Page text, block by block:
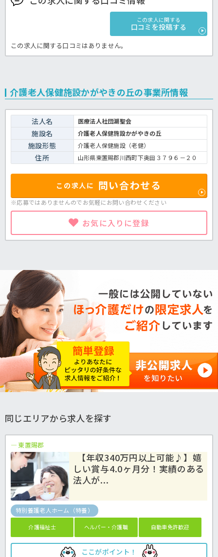
この求人に関する
口コミを投稿する
この求人に関する口コミはありません。
介護老人保健施設かがやきの丘の事業所情報
法人名 医療法人社団湖聖会
施設名 介護老人保健施設かがやきの丘
施設形態 介護老人保健施設（老健）
住所 山形県東置賜郡川西町下奥田３７９６－２０
この求人に 問い合わせる
※応募ではありませんのでお気軽にお問い合わせください
お気に入りに登録
同じエリアから求人を探す
東置賜郡
【年収340万円以上可能♪】嬉
しい賞与4.0ヶ月分！実績のある
法人が...
特別養護老人ホーム（特養）
介護福祉士 ヘルパー・介護職 自動車免許歓迎
ここがポイント！